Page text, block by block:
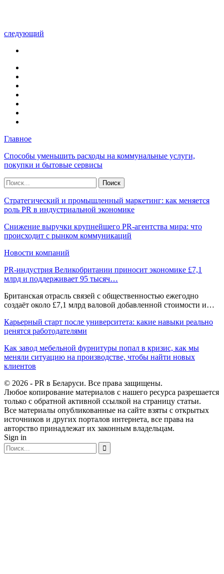
следующий
Главное
Способы уменьшить расходы на коммунальные услуги,
покупки и бытовые сервисы
Стратегический и промышленный маркетинг: как меняется
роль PR в индустриальной экономике
Снижение выручки крупнейшего PR-агентства мира: что
происходит с рынком коммуникаций
Новости компаний
PR-индустрия Великобритании приносит экономике £7,1
млрд и поддерживает 95 тысяч…
Британская отрасль связей с общественностью ежегодно
создаёт около £7,1 млрд валовой добавленной стоимости и…
Карьерный старт после университета: какие навыки реально
ценятся работодателями
Как завод мебельной фурнитуры попал в кризис, как мы
меняли ситуацию на производстве, чтобы найти новых
клиентов
© 2026 - PR в Беларуси. Все права защищены.
Любое копирование материалов с нашего ресурса разрешается
только с обратной активной ссылкой на страницу статьи.
Все материалы опубликованные на сайте взяты с открытых
источников и других порталов интернета, все права на
авторство принадлежат их законным владельцам.
Sign in